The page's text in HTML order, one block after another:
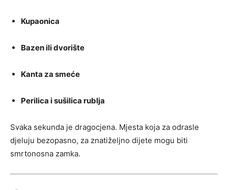
Kupaonica
Bazen ili dvorište
Kanta za smeće
Perilica i sušilica rublja
Svaka sekunda je dragocjena. Mjesta koja za odrasle
djeluju bezopasno, za znatiželjno dijete mogu biti
smrtonosna zamka.